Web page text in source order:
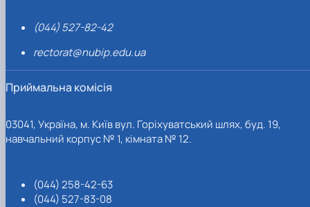
(044) 527-82-42
rectorat@nubip.edu.ua
Приймальна комісія
03041, Україна, м. Київ вул. Горіхуватський шлях, буд. 19,
навчальний корпус № 1, кімната № 12.
(044) 258-42-63
(044) 527-83-08